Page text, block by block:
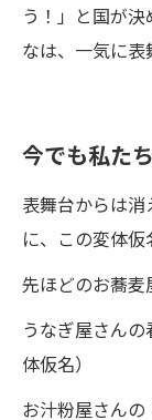
う！」と国が
なは、一気に表
今でも私た
表舞台からは
に、この変体仮
先ほどのお蕎麦
うなぎ屋さん
体仮名）
お汁粉屋さん